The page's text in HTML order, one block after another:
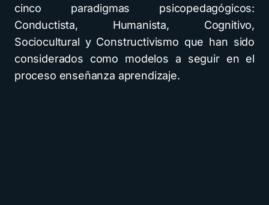
cinco paradigmas psicopedagógicos:
Conductista, Humanista, Cognitivo,
Sociocultural y Constructivismo que han sido
considerados como modelos a seguir en el
proceso enseñanza aprendizaje.